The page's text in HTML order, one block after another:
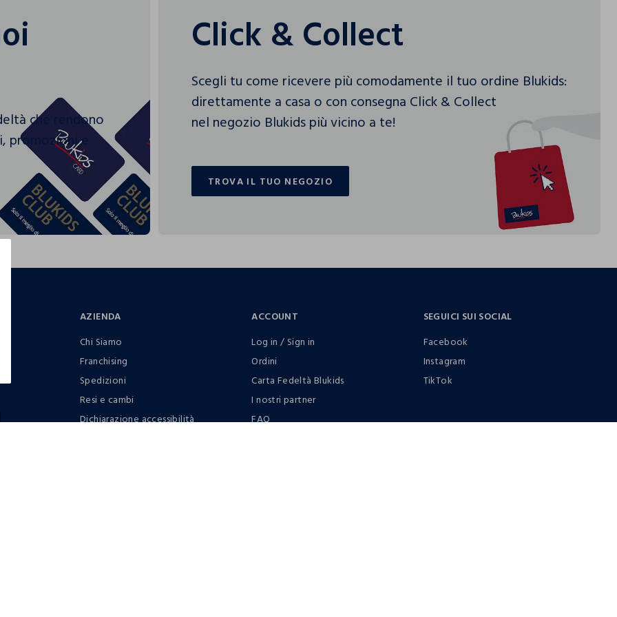
che rendono
promozioni e
Click & Collect
Scegli tu come ricevere più comodamente il tuo ordine Blukids:
direttamente a casa o con consegna Click & Collect
nel negozio Blukids più vicino a te!
TROVA IL TUO NEGOZIO
TROVA IL TUO NEGOZIO
AZIENDA
Chi Siamo
Franchising
Spedizioni
Resi e cambi
Dichiarazione accessibilità
ACCOUNT
Log in / Sign in
Ordini
Carta Fedeltà Blukids
I nostri partner
FAQ
SEGUICI SUI SOCIAL
Facebook
Instagram
TikTok